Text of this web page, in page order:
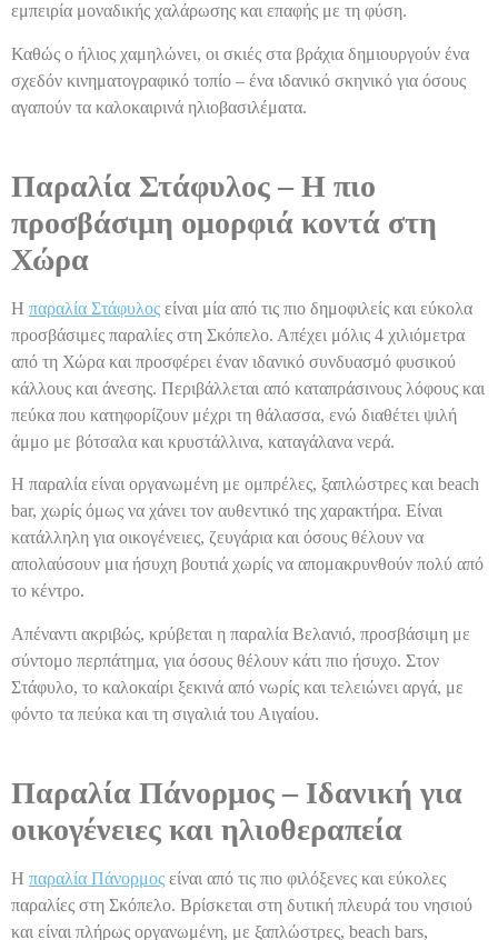
εμπειρία μοναδικής χαλάρωσης και επαφής με τη φύση.
Καθώς ο ήλιος χαμηλώνει, οι σκιές στα βράχια δημιουργούν ένα
σχεδόν κινηματογραφικό τοπίο – ένα ιδανικό σκηνικό για όσους
αγαπούν τα καλοκαιρινά ηλιοβασιλέματα.
Παραλία Στάφυλος – Η πιο
προσβάσιμη ομορφιά κοντά στη
Χώρα
Η παραλία Στάφυλος είναι μία από τις πιο δημοφιλείς και εύκολα
προσβάσιμες παραλίες στη Σκόπελο. Απέχει μόλις 4 χιλιόμετρα
από τη Χώρα και προσφέρει έναν ιδανικό συνδυασμό φυσικού
κάλλους και άνεσης. Περιβάλλεται από καταπράσινους λόφους και
πεύκα που κατηφορίζουν μέχρι τη θάλασσα, ενώ διαθέτει ψιλή
άμμο με βότσαλα και κρυστάλλινα, καταγάλανα νερά.
Η παραλία είναι οργανωμένη με ομπρέλες, ξαπλώστρες και beach
bar, χωρίς όμως να χάνει τον αυθεντικό της χαρακτήρα. Είναι
κατάλληλη για οικογένειες, ζευγάρια και όσους θέλουν να
απολαύσουν μια ήσυχη βουτιά χωρίς να απομακρυνθούν πολύ από
το κέντρο.
Απέναντι ακριβώς, κρύβεται η παραλία Βελανιό, προσβάσιμη με
σύντομο περπάτημα, για όσους θέλουν κάτι πιο ήσυχο. Στον
Στάφυλο, το καλοκαίρι ξεκινά από νωρίς και τελειώνει αργά, με
φόντο τα πεύκα και τη σιγαλιά του Αιγαίου.
Παραλία Πάνορμος – Ιδανική για
οικογένειες και ηλιοθεραπεία
Η παραλία Πάνορμος είναι από τις πιο φιλόξενες και εύκολες
παραλίες στη Σκόπελο. Βρίσκεται στη δυτική πλευρά του νησιού
και είναι πλήρως οργανωμένη, με ξαπλώστρες, beach bars,